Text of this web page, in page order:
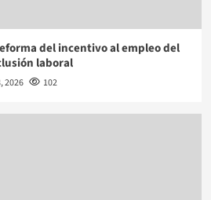
del incentivo al empleo del
laboral
2026 102